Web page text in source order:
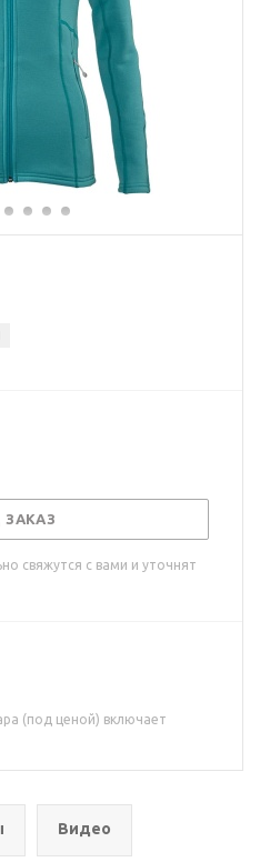
свяжутся с вами и уточнят
(под ценой) включает
Видео